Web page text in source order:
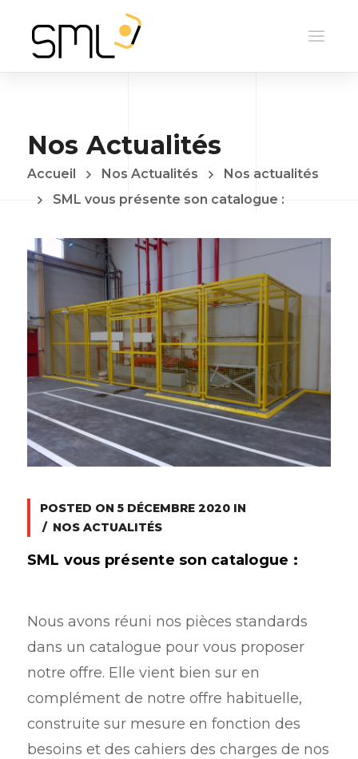
Nos Actualités
Accueil Nos Actualités
Nos actualités
SML vous présente son catalogue :
POSTED ON 5 DÉCEMBRE 2020IN
NOS ACTUALITÉS
SML vous présente son catalogue :
Nous avons réuni nos pièces standards
dans un catalogue pour vous proposer
notre offre. Elle vient bien sur en
complément de notre offre habituelle,
construite sur mesure en fonction des
besoins et des cahiers des charges de nos